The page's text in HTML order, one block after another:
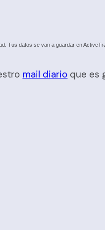
Tus datos se van a guardar en
mail diario que es